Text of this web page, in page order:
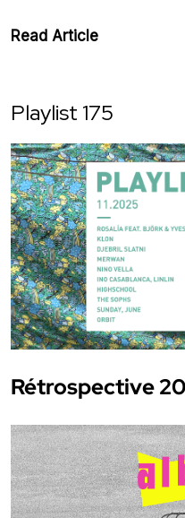
Read Article
Playlist 175
Rétrospective